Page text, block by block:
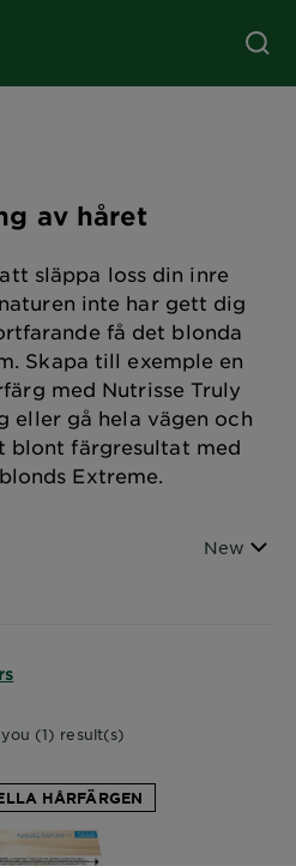
av håret
släppa loss din inre
inte har gett dig
få det blonda
Skapa till exemple en
med Nutrisse Truly
eller gå hela vägen och
blont färgresultat med
Extreme.
Sort By
New
(1) result(s)
HÅRFÄRGEN